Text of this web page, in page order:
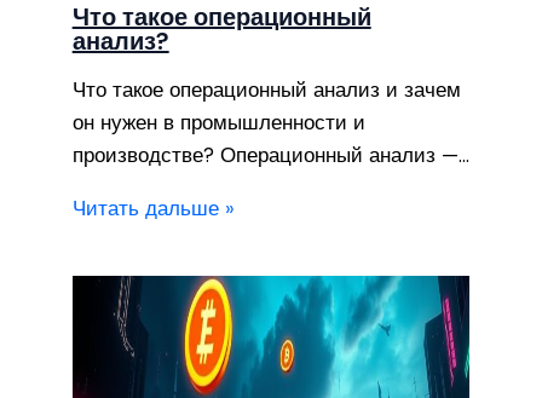
Что такое операционный
анализ?
Что такое операционный анализ и зачем
он нужен в промышленности и
производстве? Операционный анализ —…
Читать дальше »